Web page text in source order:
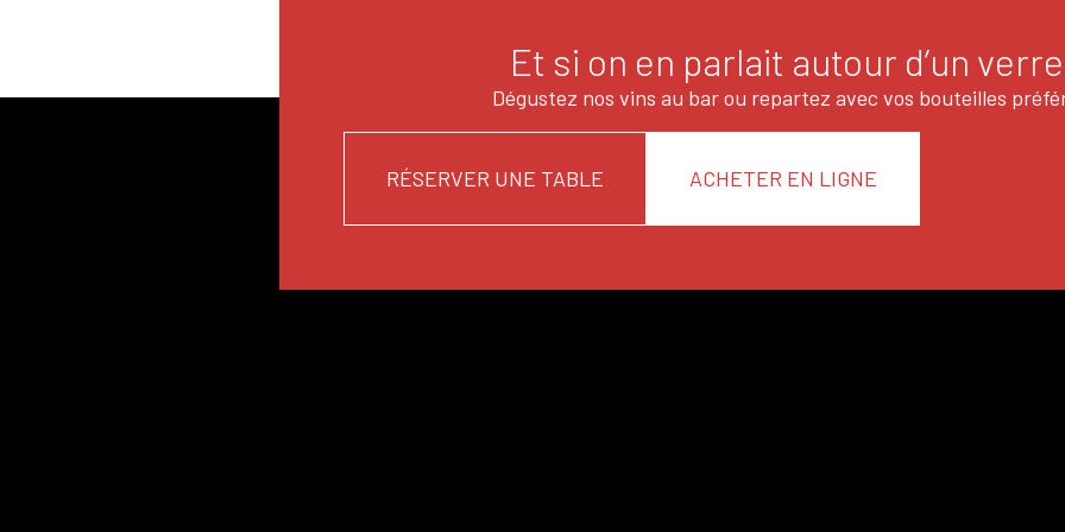
Et si on en parlait autour d’un
Dégustez nos vins au bar ou repartez avec vos bouteilles
RÉSERVER UNE TABLE ACHETER EN LIGNE